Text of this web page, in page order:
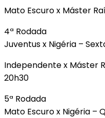
Mato Escuro x Máster
4ª Rodada
Juventus x Nigéria –
Independente x Máster
20h30
5ª Rodada
Mato Escuro x Nigéria –